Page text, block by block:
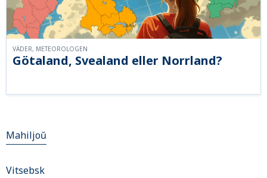
Götaland, Svealand eller Norrland?
VÄDER, METEOROLOGEN
Mahiljoŭ
Vitsebsk